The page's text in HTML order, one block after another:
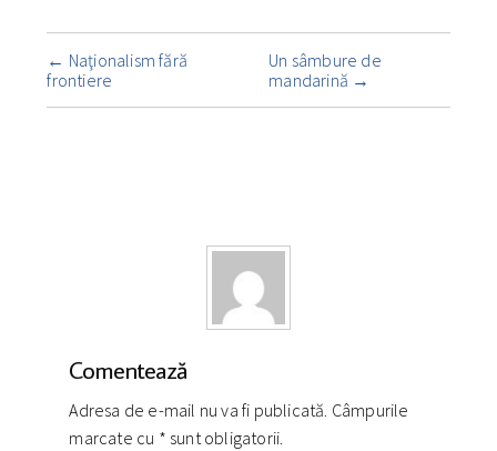
Navigare
însemnare
← Naţionalism fără
frontiere
Un sâmbure de
mandarină →
Comentează
Adresa de e-mail nu va fi publicată. Câmpurile
marcate cu * sunt obligatorii.